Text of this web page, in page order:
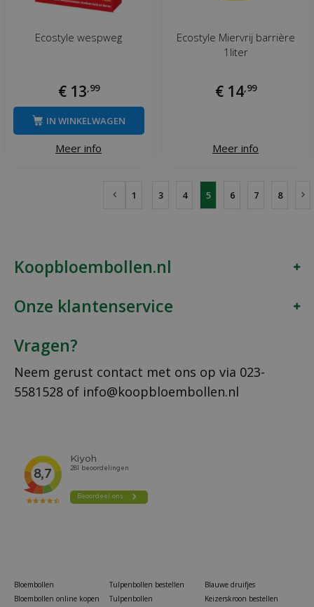
Ecostyle wespweg
€ 13 99
Meer info
IN WINKELWAGEN
Ecostyle Miervrij barrière
1liter
€ 14 99
Meer info
1 3 4 5 6 7 8
Koopbloembollen.nl
Onze klantenservice
Vragen?
Neem gerust contact met ons op via 023-
5581528 of info@koopbloembollen.nl
Bloembollen
Bloembollen online kopen
Tulpenbollen bestellen
Tulpenbollen
Blauwe druifjes
Keizerskroon bestellen